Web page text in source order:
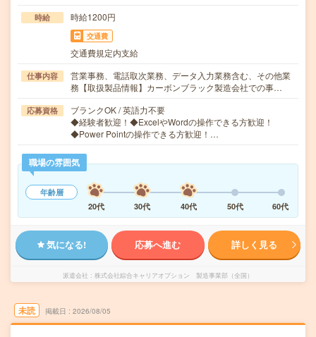
時給 時給1200円
交通費
交通費規定内支給
仕事内容
営業事務、電話取次業務、データ入力業務含む、その他業
務【取扱製品情報】カーボンブラック製造会社での事…
応募資格
ブランクOK / 英語力不要
◆経験者歓迎！◆ExcelやWordの操作できる方歓迎！
◆Power Pointの操作できる方歓迎！…
職場の雰囲気
年齢層
20代
30代 40代 50代 60代
気になる! 応募へ進む 詳しく見る
派遣会社 株式会社綜合キャリアオプション 製造事業部（全国）
未読 掲載日 2026/08/05